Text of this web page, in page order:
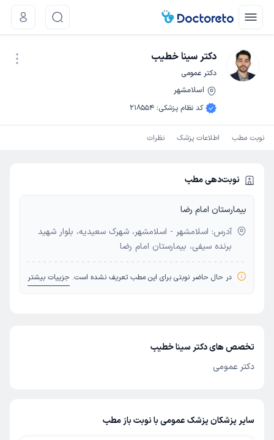
دکتر سینا خطیب
دکتر عمومی
اسلامشهر
کد نظام پزشکی:
218554
نوبت مطب اطلاعات پزشک نظرات
نوبت‌دهی مطب
بیمارستان امام رضا
آدرس: اسلامشهر - اسلامشهر، شهرک سعیدیه، بلوار شهید
برنده سیفی، بیمارستان امام رضا
در حال حاضر نوبتی برای این مطب تعریف نشده است. جزییات بیشتر
تخصص های دکتر سینا خطیب
دکتر عمومی
سایر پزشکان پزشک عمومی با نوبت باز مطب